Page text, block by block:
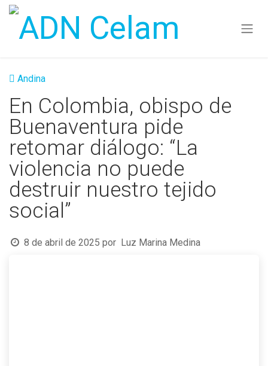
Ir al contenido
Andina
En Colombia, obispo de
Buenaventura pide
retomar diálogo: “La
violencia no puede
destruir nuestro tejido
social”
8 de abril de 2025 por Luz Marina Medina